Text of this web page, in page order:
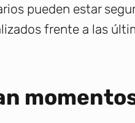
pueden estar
frente a las